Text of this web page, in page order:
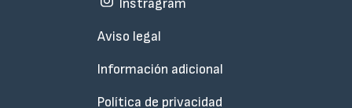
Subfooter
Instragram
Aviso legal
Información adicional
Política de privacidad